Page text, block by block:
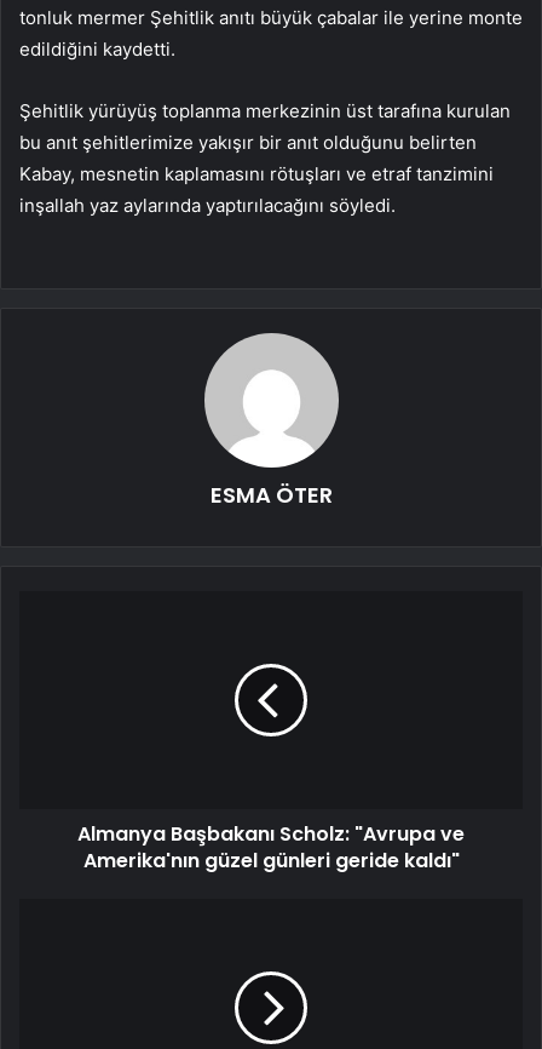
tonluk mermer Şehitlik anıtı büyük çabalar ile yerine monte
edildiğini kaydetti.
Şehitlik yürüyüş toplanma merkezinin üst tarafına kurulan
bu anıt şehitlerimize yakışır bir anıt olduğunu belirten
Kabay, mesnetin kaplamasını rötuşları ve etraf tanzimini
inşallah yaz aylarında yaptırılacağını söyledi.
ESMA ÖTER
Almanya Başbakanı Scholz: "Avrupa ve
Amerika'nın güzel günleri geride kaldı"